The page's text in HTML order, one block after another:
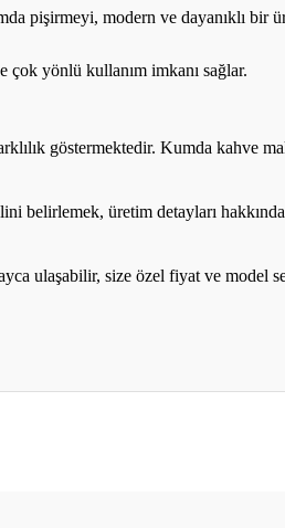
pişirmeyi, modern ve dayanıklı bir
çok yönlü kullanım imkanı sağlar.
göstermektedir. Kumda kahve
belirlemek, üretim detayları
ulaşabilir, size özel fiyat ve model